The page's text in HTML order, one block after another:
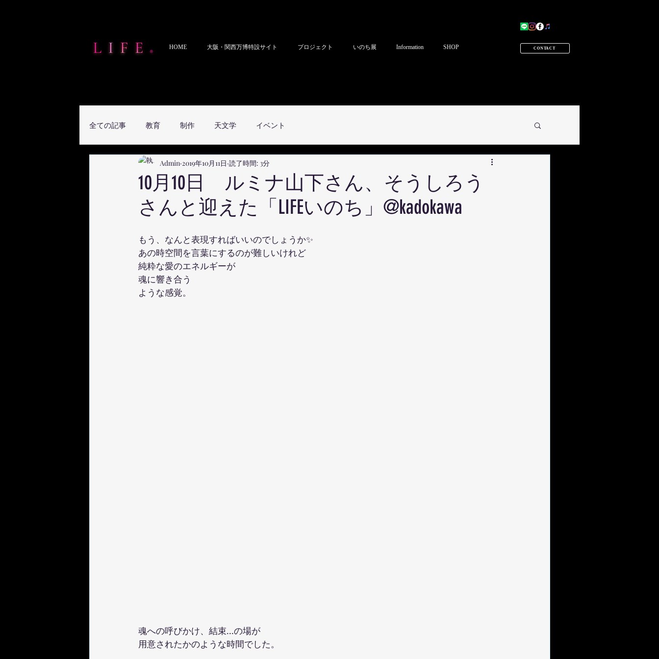
HOME 大阪・関西万博特設サイト プロジェクト いのち展 Information SHOP CONTACT
全ての記事 教育 制作 天文学 イベント
10月10日 ルミナ山下さん、そうしろう
さんと迎えた「LIFEいのち」@kadokawa
Admin 2019年10月11日 読了時間: 3分
もう、なんと表現すればいいのでしょうか✨
あの時空間を言葉にするのが難しいけれど
純粋な愛のエネルギーが
魂に響き合う
ような感覚。
魂への呼びかけ、結束…の場が
用意されたかのような時間でした。